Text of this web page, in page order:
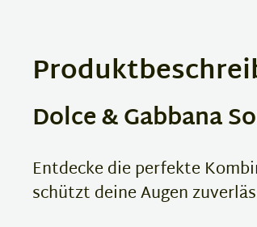
Dolce & Gabbana
Entdecke die perfekte
schützt deine Augen